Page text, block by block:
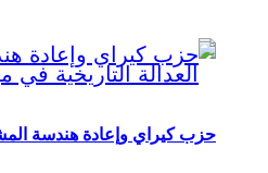
حزب كيراي وإعادة هندسة